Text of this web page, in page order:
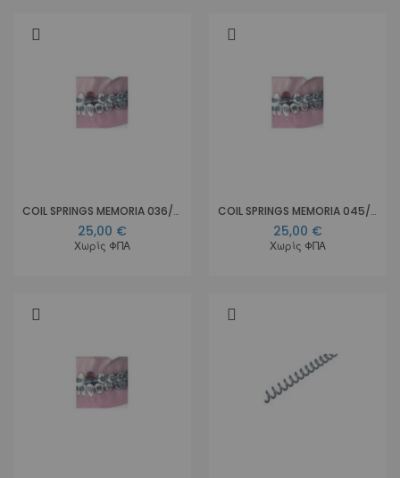
COIL SPRINGS MEMORIA 036/014 OP. Heavy
25,00 €
Χωρίς ΦΠΑ
COIL SPRINGS MEMORIA 045/010 OP. Extraor.Forces
25,00 €
Χωρίς ΦΠΑ